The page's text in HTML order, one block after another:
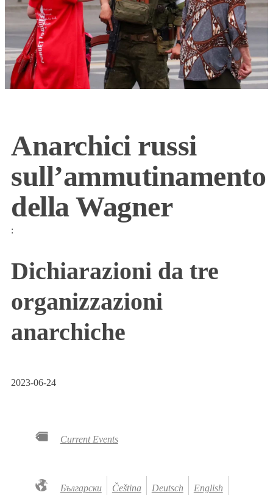
Anarchici russi
sull’ammutinamento
della Wagner
:
Dichiarazioni da tre
organizzazioni
anarchiche
2023-06-24
Current Events
Български Čeština Deutsch English